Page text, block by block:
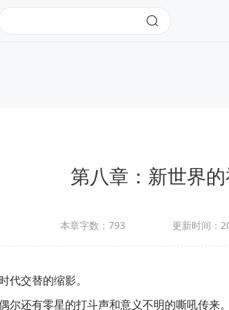
第八章：新世界
本章字数： 793 更新时间：
代交替的缩影。
尔还有零星的打斗声和意义不明的嘶吼传来